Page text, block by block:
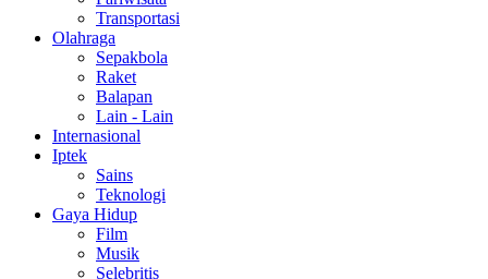
Transportasi
Olahraga
Sepakbola
Raket
Balapan
Lain - Lain
Internasional
Iptek
Sains
Teknologi
Gaya Hidup
Film
Musik
Selebritis